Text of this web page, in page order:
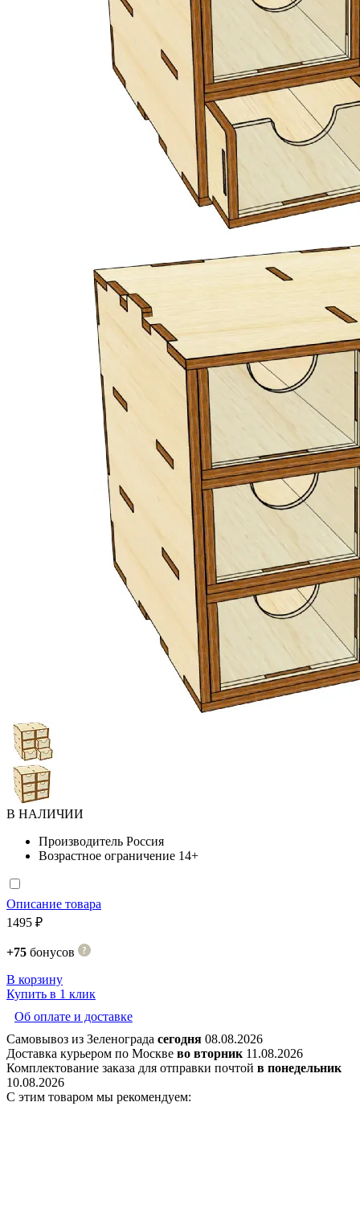
В НАЛИЧИИ
Производитель Россия
Возрастное ограничение 14+
Описание товара
1495 ₽
+75 бонусов
В корзину
Купить в 1 клик
Об оплате и доставке
Самовывоз из Зеленограда сегодня 08.08.2026
Доставка курьером по Москве во вторник 11.08.2026
Комплектование заказа для отправки почтой в понедельник
10.08.2026
С этим товаром мы рекомендуем: